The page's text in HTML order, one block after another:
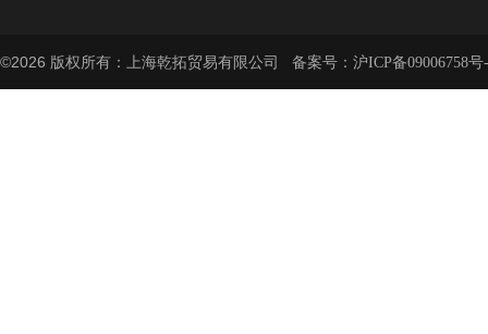
©2026 版权所有：上海乾拓贸易有限公司 备案号： 沪ICP备09006758号